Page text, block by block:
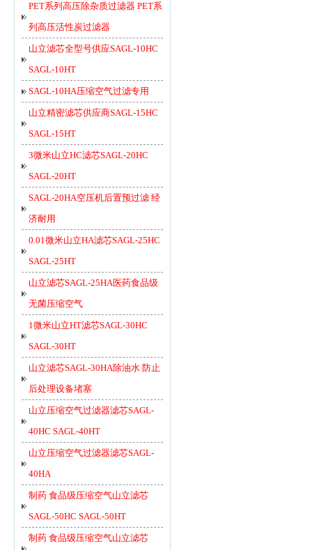
PET系列高压除杂质过滤器 PET系
列高压活性炭过滤器
山立滤芯全型号供应SAGL-10HC
SAGL-10HT
SAGL-10HA压缩空气过滤专用
山立精密滤芯供应商SAGL-15HC
SAGL-15HT
3微米山立HC滤芯SAGL-20HC
SAGL-20HT
SAGL-20HA空压机后置预过滤 经
济耐用
0.01微米山立HA滤芯SAGL-25HC
SAGL-25HT
山立滤芯SAGL-25HA医药食品级
无菌压缩空气
1微米山立HT滤芯SAGL-30HC
SAGL-30HT
山立滤芯SAGL-30HA除油水 防止
后处理设备堵塞
山立压缩空气过滤器滤芯SAGL-
40HC SAGL-40HT
山立压缩空气过滤器滤芯SAGL-
40HA
制药 食品级压缩空气山立滤芯
SAGL-50HC SAGL-50HT
制药 食品级压缩空气山立滤芯